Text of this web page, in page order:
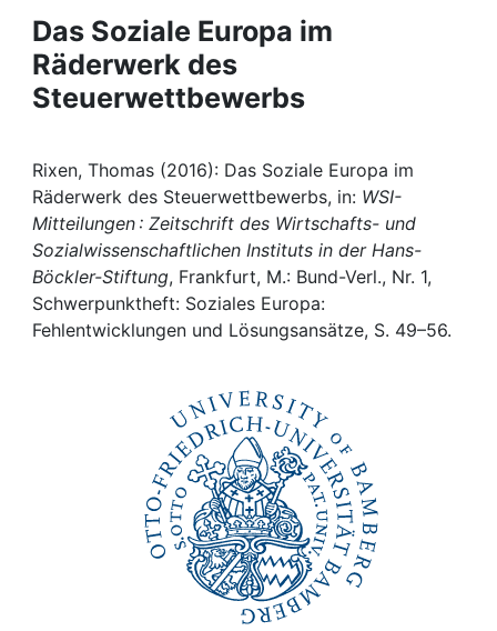
Projects
People
Awards
My FIS
Help
Das Soziale Europa im
Räderwerk des
Steuerwettbewerbs
Rixen, Thomas (2016): Das Soziale Europa im
Räderwerk des Steuerwettbewerbs, in: WSI-
Mitteilungen : Zeitschrift des Wirtschafts- und
Sozialwissenschaftlichen Instituts in der Hans-
Böckler-Stiftung, Frankfurt, M.: Bund-Verl., Nr. 1,
Schwerpunktheft: Soziales Europa:
Fehlentwicklungen und Lösungsansätze, S. 49–56.